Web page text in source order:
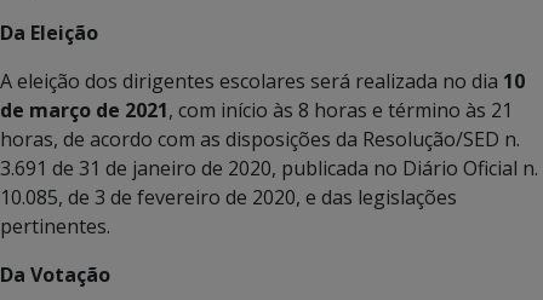
Da Eleição
A eleição dos dirigentes escolares será realizada no dia 10
de março de 2021, com início às 8 horas e término às 21
horas, de acordo com as disposições da Resolução/SED n.
3.691 de 31 de janeiro de 2020, publicada no Diário Oficial n.
10.085, de 3 de fevereiro de 2020, e das legislações
pertinentes.
Da Votação